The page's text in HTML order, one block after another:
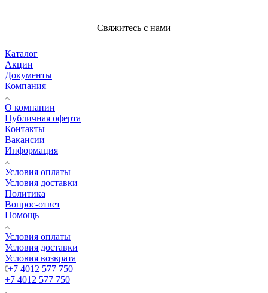
Свяжитесь с нами
Каталог
Акции
Документы
Компания
О компании
Публичная оферта
Контакты
Вакансии
Информация
Условия оплаты
Условия доставки
Политика
Вопрос-ответ
Помощь
Условия оплаты
Условия доставки
Условия возврата
+7 4012 577 750
+7 4012 577 750